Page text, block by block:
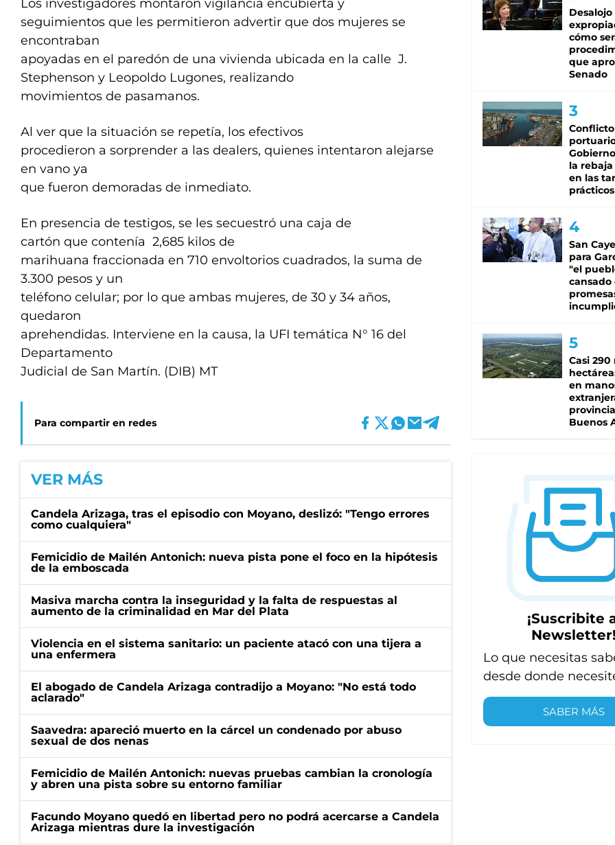
Los investigadores montaron vigilancia encubierta y
seguimientos que les permitieron advertir que dos mujeres se
encontraban
apoyadas en el paredón de una vivienda ubicada en la calle J.
Stephenson y Leopoldo Lugones, realizando
movimientos de pasamanos.
Al ver que la situación se repetía, los efectivos
procedieron a sorprender a las dealers, quienes intentaron alejarse
en vano ya
que fueron demoradas de inmediato.
En presencia de testigos, se les secuestró una caja de
cartón que contenía 2,685 kilos de
marihuana fraccionada en 710 envoltorios cuadrados, la suma de
3.300 pesos y un
teléfono celular; por lo que ambas mujeres, de 30 y 34 años,
quedaron
aprehendidas. Interviene en la causa, la UFI temática N° 16 del
Departamento
Judicial de San Martín. (DIB) MT
Para compartir en redes
VER MÁS
Candela Arizaga, tras el episodio con Moyano, deslizó: "Tengo errores
como cualquiera"
Femicidio de Mailén Antonich: nueva pista pone el foco en la hipótesis
de la emboscada
Masiva marcha contra la inseguridad y la falta de respuestas al
aumento de la criminalidad en Mar del Plata
Violencia en el sistema sanitario: un paciente atacó con una tijera a
una enfermera
El abogado de Candela Arizaga contradijo a Moyano: "No está todo
aclarado"
Saavedra: apareció muerto en la cárcel un condenado por abuso
sexual de dos nenas
Femicidio de Mailén Antonich: nuevas pruebas cambian la cronología
y abren una pista sobre su entorno familiar
Facundo Moyano quedó en libertad pero no podrá acercarse a Candela
Arizaga mientras dure la investigación
cómo
que
Senado
Conflicto
la rebaja
en las
prácticos
San
para
"el
cansado
Casi 290
en
Buenos
¡Suscribite
Newsletter!
Lo que necesitas
desde donde
SABER MÁS